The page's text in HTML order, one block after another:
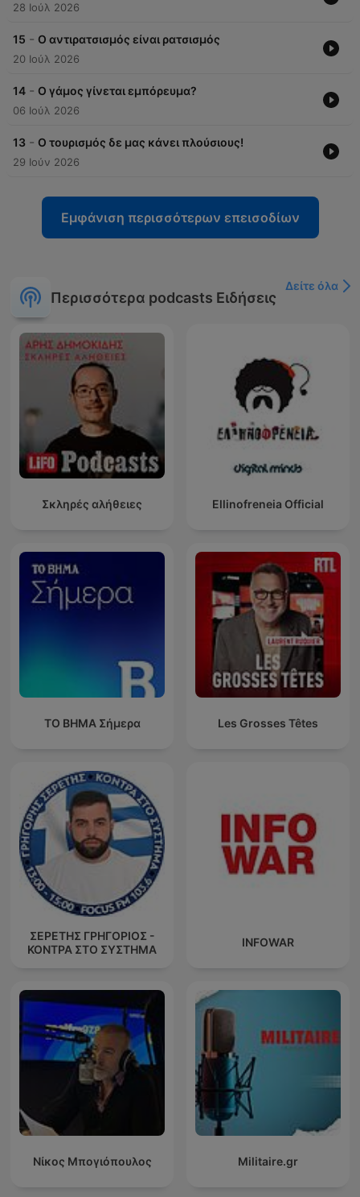
28 Ιούλ 2026
15 - O αντιρατσισμός είναι ρατσισμός
20 Ιούλ 2026
14 - O γάμος γίνεται εμπόρευμα?
06 Ιούλ 2026
13 - Ο τουρισμός δε μας κάνει πλούσιους!
29 Ιούν 2026
Εμφάνιση περισσότερων επεισοδίων
Περισσότερα podcasts Ειδήσεις
Δείτε όλα
Σκληρές αλήθειες Ellinofreneia Official
ΤΟ ΒΗΜΑ Σήμερα Les Grosses Têtes
ΣΕΡΕΤΗΣ ΓΡΗΓΟΡΙΟΣ -
ΚΟΝΤΡΑ ΣΤΟ ΣΥΣΤΗΜΑ
INFOWAR
Νίκος Μπογιόπουλος Militaire.gr